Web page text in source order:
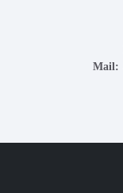
Mail: